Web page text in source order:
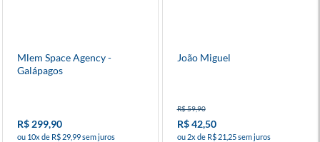
Mlem Space Agency -
Galápagos
R$ 299,90
ou 10x de R$ 29,99 sem juros
João Miguel
R$ 59,90
R$ 42,50
ou 2x de R$ 21,25 sem juros